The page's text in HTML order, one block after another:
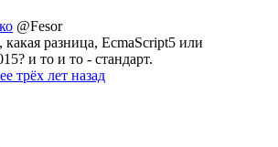
@Fesor
какая разница, EcmaScript5 или
и то и то - стандарт.
трёх лет назад